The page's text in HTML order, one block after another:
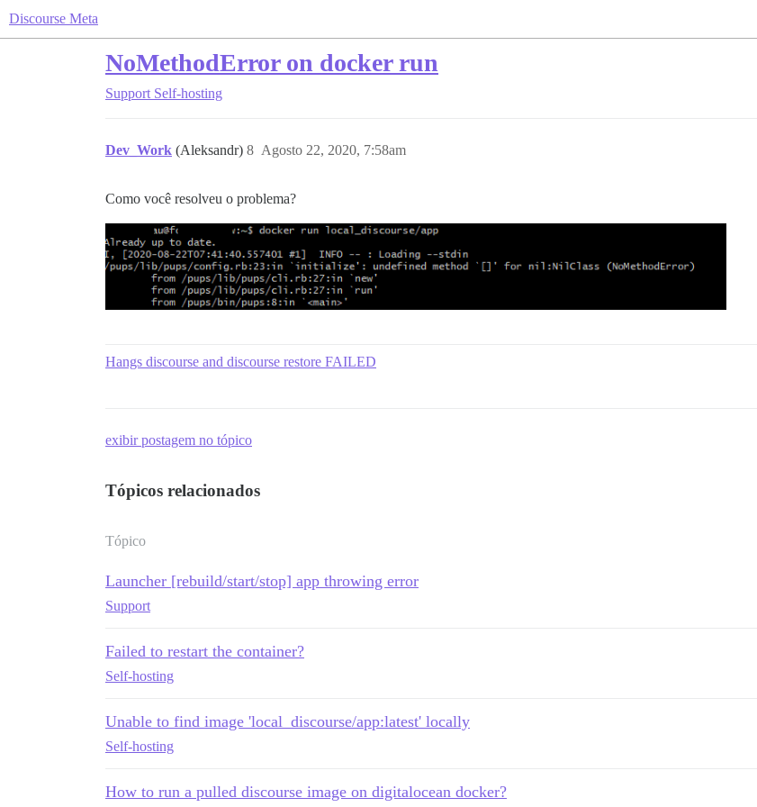
Discourse Meta
NoMethodError on docker run
Support Self-hosting
Dev_Work (Aleksandr) Agosto 22, 2020, 7:58am
8
Como você resolveu o problema?
Hangs discourse and discourse restore FAILED
exibir postagem no tópico
Tópicos relacionados
Tópico
Launcher [rebuild/start/stop] app throwing error
Support
Failed to restart the container?
Self-hosting
Unable to find image 'local_discourse/app:latest' locally
Self-hosting
How to run a pulled discourse image on digitalocean docker?